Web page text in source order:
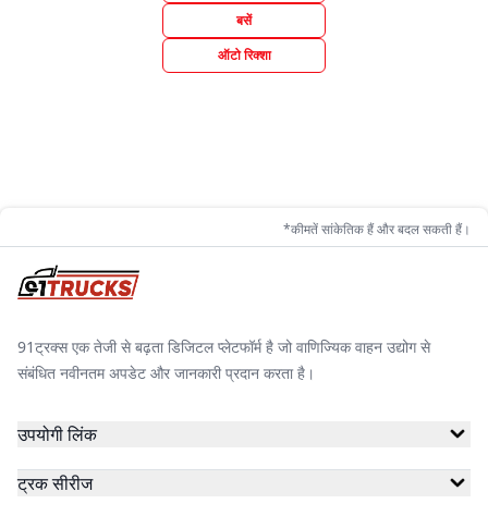
बसें
ऑटो रिक्शा
*कीमतें सांकेतिक हैं और बदल सकती हैं।
91ट्रक्स एक तेजी से बढ़ता डिजिटल प्लेटफॉर्म है जो वाणिज्यिक वाहन उद्योग से
संबंधित नवीनतम अपडेट और जानकारी प्रदान करता है।
उपयोगी लिंक
ट्रक सीरीज